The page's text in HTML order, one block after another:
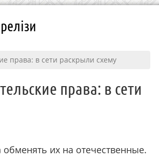
права: в сети раскрыли схему
права: в сети
их на отечественные.